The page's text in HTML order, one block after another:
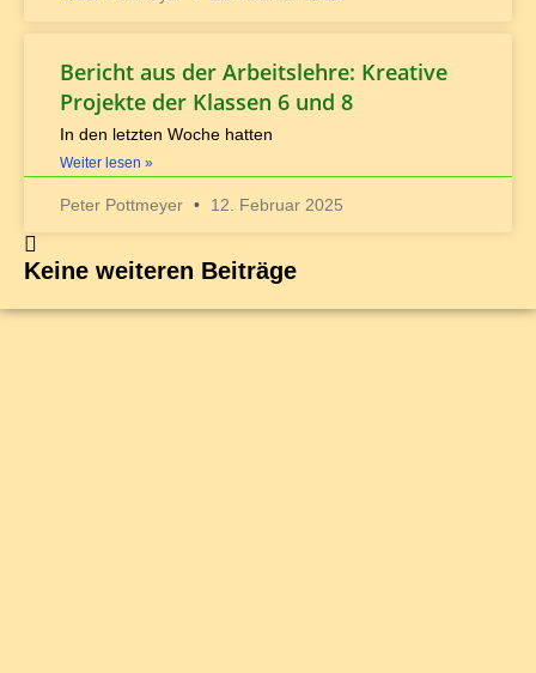
Bericht aus der Arbeitslehre: Kreative
Projekte der Klassen 6 und 8
In den letzten Woche hatten
Weiter lesen »
Peter Pottmeyer 12. Februar 2025
Keine weiteren Beiträge